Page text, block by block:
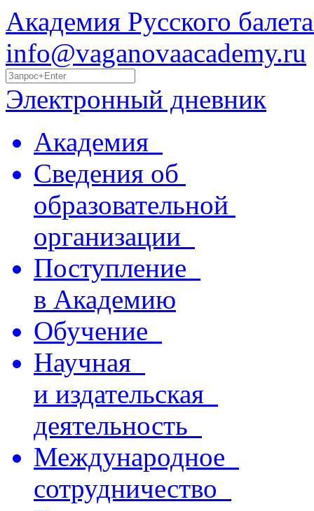
Академия Русского
info@vaganovaacademy.ru
Электронный дневник
Академия
Сведения об
образовательной
организации
Поступление
в Академию
Обучение
Научная
и издательская
деятельность
Международное
сотрудничество